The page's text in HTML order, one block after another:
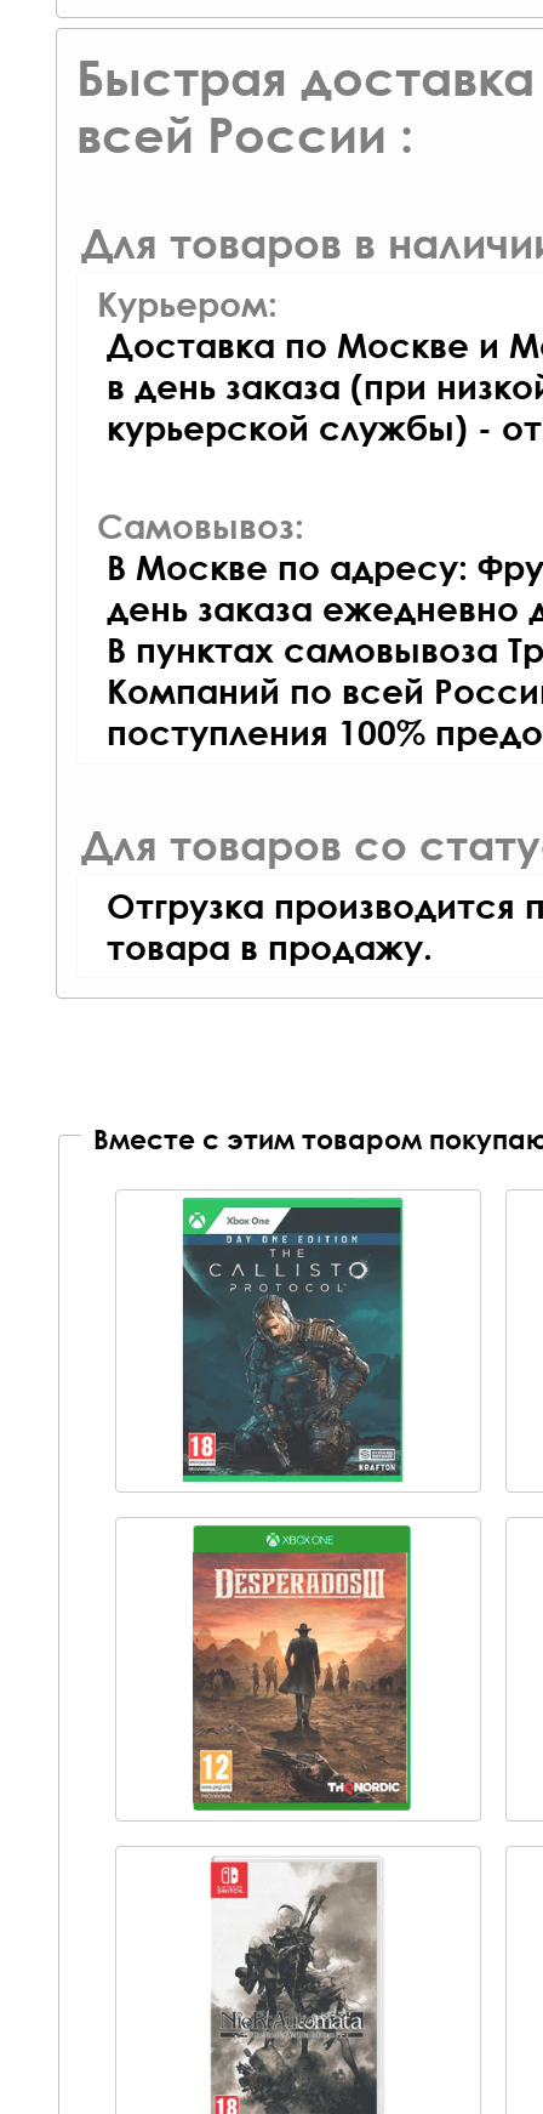
Быстрая доставка
всей России :
Для товаров в
Курьером:
Доставка по Москве и
в день заказа (при
курьерской службы) -
Самовывоз:
В Москве по адресу:
день заказа ежедневно
В пунктах самовывоза
Компаний по всей
поступления 100%
Для товаров со
Отгрузка производится
товара в продажу.
Вместе с этим товаром